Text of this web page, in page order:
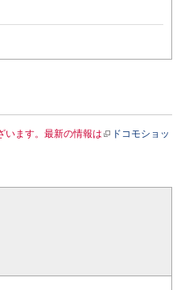
います。最新の情報は
ドコモショッ